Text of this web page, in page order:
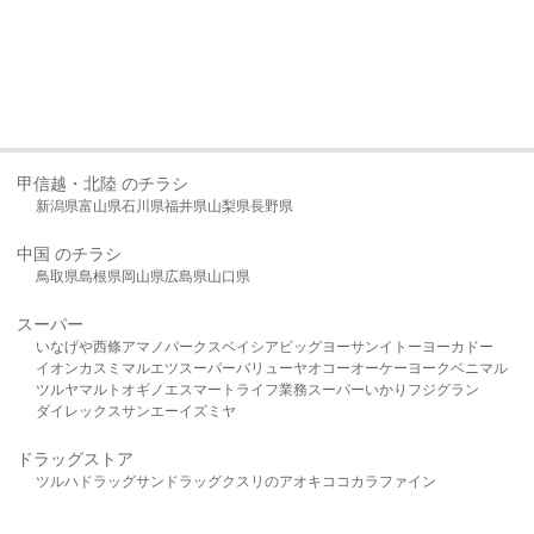
甲信越・北陸 のチラシ
新潟県富山県石川県福井県山梨県長野県
中国 のチラシ
鳥取県島根県岡山県広島県山口県
スーパー
いなげや西條アマノパークスベイシア ビッグヨーサンイトーヨーカドー
イオンカスミ マルエツスーパーバリューヤオコーオーケー ヨークベニマル
ツルヤマルト オギノ エスマート ライフ業務スーパーいかり フジグラン
ダイレックスサンエーイズミヤ
ドラッグストア
ツルハドラッグサンドラッグクスリのアオキ ココカラファイン